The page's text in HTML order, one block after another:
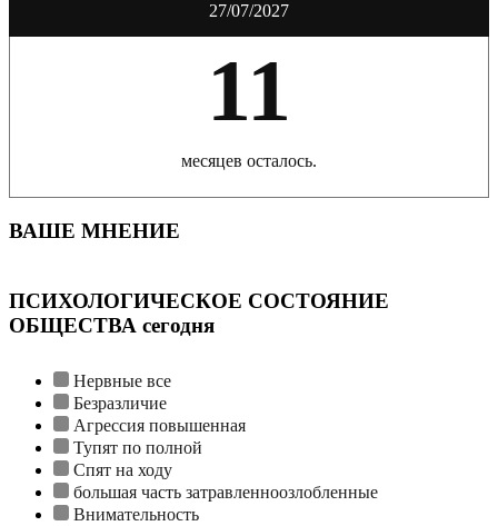
27/07/2027
11
месяцев осталось.
ВАШЕ МНЕНИЕ
ПСИХОЛОГИЧЕСКОЕ СОСТОЯНИЕ
ОБЩЕСТВА сегодня
Нервные все
Безразличие
Агрессия повышенная
Тупят по полной
Спят на ходу
большая часть затравленноозлобленные
Внимательность